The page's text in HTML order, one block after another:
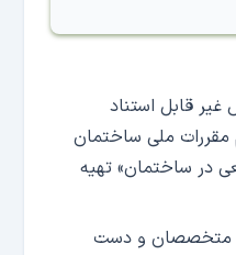
قابل استناد
ملی ساختمان
در ساختمان» تهیه
متخصصان و دست